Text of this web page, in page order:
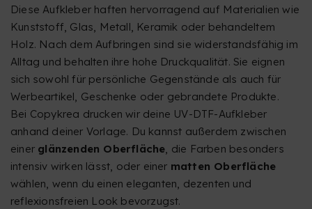
Diese Aufkleber haften hervorragend auf Materialien wie
Kunststoff, Glas, Metall, Keramik oder behandeltem
Holz. Nach dem Aufbringen sind sie widerstandsfähig im
Alltag und behalten ihre hohe Druckqualität. Sie eignen
sich sowohl für persönliche Gegenstände als auch für
Werbeartikel, Geschenke oder gebrandete Produkte.
Bei Copykrea drucken wir deine UV-DTF-Aufkleber
anhand deiner Vorlage. Du kannst außerdem zwischen
einer glänzenden Oberfläche, die Farben besonders
intensiv wirken lässt, oder einer matten Oberfläche
wählen, wenn du einen eleganten, dezenten und
reflexionsfreien Look bevorzugst.